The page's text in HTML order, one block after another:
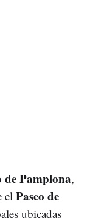
Pamplona,
el Paseo de
ubicadas